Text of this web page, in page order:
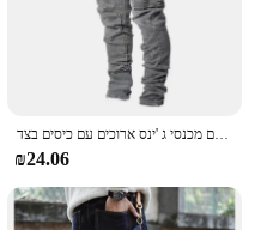
ג 'ינס 2024 אירופאי ואמריקאי אמריקאי, שטוף את ג' ינס עם מכנסי ג 'ינס ארוכים עם כיסים בצד.
₪24.06